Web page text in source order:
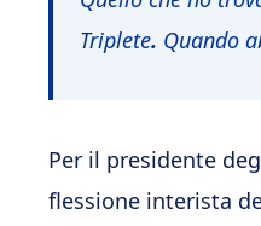
Triplete. Quando
Per il presidente
flessione interista